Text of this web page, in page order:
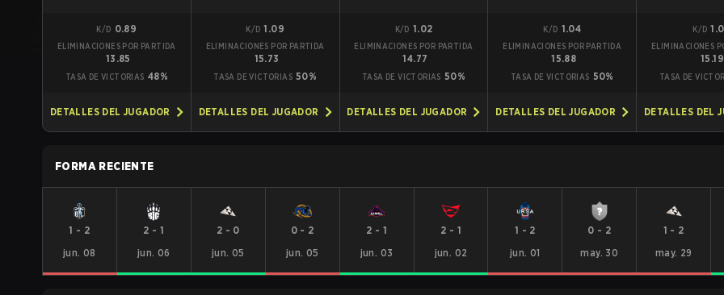
K/D 0.89
ELIMINACIONES POR PARTIDA
13.85
TASA DE VICTORIAS 48%
DETALLES DEL JUGADOR
K/D 1.09
ELIMINACIONES POR PARTIDA
15.73
TASA DE VICTORIAS 50%
DETALLES DEL JUGADOR
K/D 1.02
ELIMINACIONES POR PARTIDA
14.77
TASA DE VICTORIAS 50%
DETALLES DEL JUGADOR
K/D 1.04
ELIMINACIONES POR PARTIDA
15.88
TASA DE VICTORIAS 50%
DETALLES DEL JUGADOR
K/D
ELIMINACIONES
15.19
TASA DE
DETALLES DEL
FORMA RECIENTE
1 - 2
jun. 08
2 - 1
jun. 06
2 - 0
jun. 05
0 - 2
jun. 05
2 - 1
jun. 03
2 - 1
jun. 02
1 - 2
jun. 01
0 - 2
may. 30
1 - 2
may. 29